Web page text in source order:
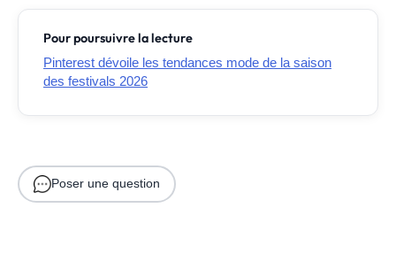
Pour poursuivre la lecture
Pinterest dévoile les tendances mode de la saison
des festivals 2026
Poser une question